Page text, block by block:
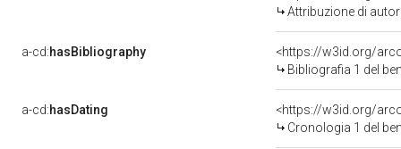
Attribuzione di
a-cd:hasBibliography
<https://w3id.org/
Bibliografia 1 del
a-cd:hasDating
<https://w3id.org/
Cronologia 1 del